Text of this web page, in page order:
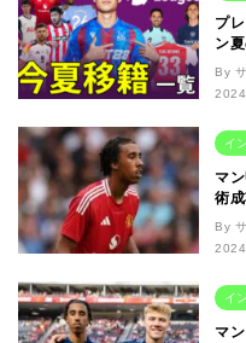
プ
ン
By
イ
マ
術
By
イ
マ